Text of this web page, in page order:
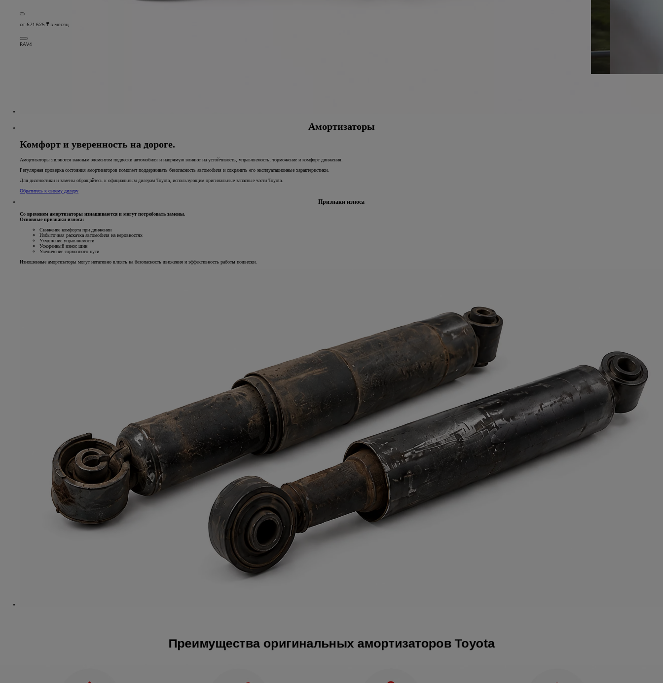
от 671 625 ₸ в месяц
RAV4
Авто с пробегом
ВАШ НАДЁЖНЫЙ ВЫБОР
Амортизаторы
Комфорт и уверенность на дороге.
Амортизаторы являются важным элементом подвески автомобиля и напрямую влияют на устойчивость, управляемость, торможение и комфорт движения.
Регулярная проверка состояния амортизаторов помогает поддерживать безопасность автомобиля и сохранить его эксплуатационные характеристики.
Для диагностики и замены обращайтесь к официальным дилерам Toyota, использующим оригинальные запасные части Toyota.
Обратитесь к своему дилеру
Признаки износа
Со временем амортизаторы изнашиваются и могут потребовать замены.
Основные признаки износа:
Снижение комфорта при движении
Избыточная раскачка автомобиля на неровностях
Ухудшение управляемости
Ускоренный износ шин
Увеличение тормозного пути
Изношенные амортизаторы могут негативно влиять на безопасность движения и эффективность работы подвески.